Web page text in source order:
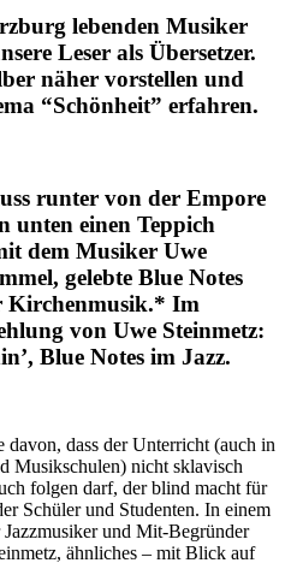
lebenden Musiker
Leser als Übersetzer.
näher vorstellen und
“Schönheit” erfahren.
runter von der Empore
unten einen Teppich
dem Musiker Uwe
gelebte Blue Notes
Kirchenmusik.* Im
von Uwe Steinmetz:
Blue Notes im Jazz.
davon, dass der Unterricht (auch in
Musikschulen) nicht sklavisch
folgen darf, der blind macht für
Schüler und Studenten. In einem
und Mit-Begründer
, ähnliches – mit Blick auf